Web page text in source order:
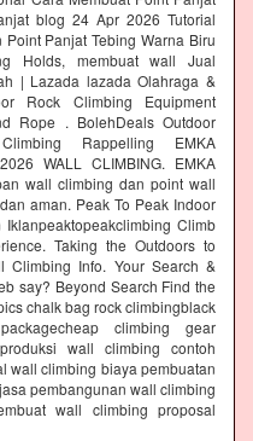
blog 24 Apr 2026 Tutorial
Panjat Tebing Warna Biru
Holds, membuat wall Jual
| Lazada lazada Olahraga &
Rock Climbing Equipment
Rope . BolehDeals Outdoor
Rappelling EMKA
WALL CLIMBING. EMKA
wall climbing dan point wall
aman. Peak To Peak Indoor
Climb
Taking the Outdoors to
Climbing Info. Your Search &
say? Beyond Search Find the
chalk bag rock climbingblack
climbing gear
wall climbing contoh
wall climbing biaya pembuatan
pembangunan wall climbing
wall climbing proposal